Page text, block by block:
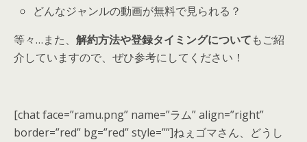
どんなジャンルの動画が無料で見られる？
等々…また、 解約方法や登録タイミングについてもご紹
介していますので、ぜひ参考にしてください！
[chat face=”ramu.png” name=”ラム” align=”right”
border=”red” bg=”red” style=””]ねぇゴマさん、どうし